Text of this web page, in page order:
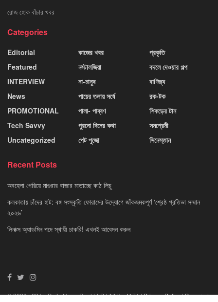
রোজ হোক বাঁচার খবর
Categories
Editorial
Featured
INTERVIEW
News
PROMOTIONAL
Tech Savvy
Uncategorized
কাজের খবর
নস্টালজিয়া
না-মানুষ
পায়ের তলায় সর্ষে
পালা- পাব্বণ
পুরনো দিনের কথা
পেট পুজো
প্রকৃতি
বদলে দেওয়ার গল্প
বাণিজ্য
রক-টক
শিকড়ের টান
সমপ্রেমী
সিনেস্তান
Recent Posts
অবহেলা পেরিয়ে মাগুরার বাজার মাতাচ্ছে কাঠ লিচু
কলকাতায় চাঁদের হাট: বঙ্গ সংস্কৃতি ফোরামের উদ্যোগে জাঁকজমকপূর্ণ ‘শ্রেষ্ঠ প্রতিভা সম্মান
২০২৬’
লিনাক্স অ্যাডমিন পদে স্থায়ী চাকরি! এখনই আবেদন করুন
© 2020 - 22 by Daily News Reel LLP | AAU - 4174 |Privacy Policy|Powered